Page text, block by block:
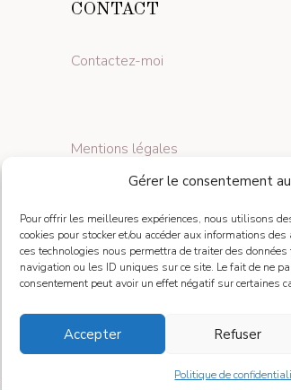
Gérer le consentement
Pour offrir les meilleures expériences, nous utilisons
cookies pour stocker et/ou accéder aux informations
ces technologies nous permettra de traiter des
navigation ou les ID uniques sur ce site. Le fait de ne
consentement peut avoir un effet négatif sur certaines
Accepter Refuser
Politique de
CONTACT
Contactez-moi
Mentions légales